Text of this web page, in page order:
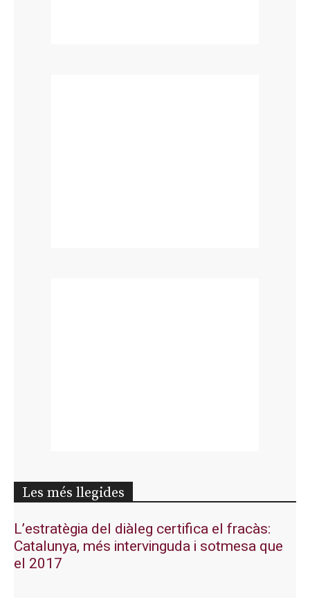
Les més llegides
L’estratègia del diàleg certifica el fracàs:
Catalunya, més intervinguda i sotmesa que
el 2017